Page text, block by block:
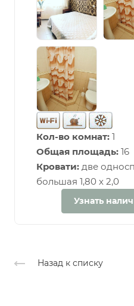
Кол-во комнат: 1
Общая площадь: 16
Кровати: две
большая 1,80 х 2,0
Узнать
Назад к списку